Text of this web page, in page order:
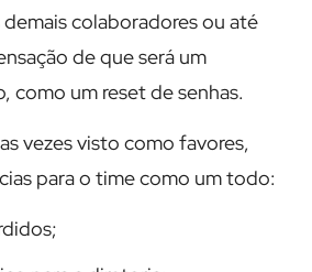
colaboradores ou até
de que será um
como um reset de senhas.
vezes visto como favores,
para o time como um todo: